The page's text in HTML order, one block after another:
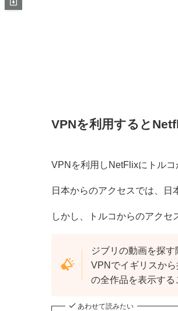
VPNを利用すると
VPNを利用しNetFlixにトルコ
日本からのアクセスでは、日
しかし、トルコからのアクセ
ジブリの動画を探す
VPNでイギリスか
の全作品を表示する
あわせて読みたい